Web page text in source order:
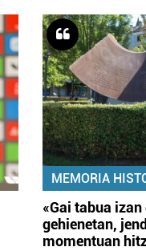
MEMORIA
«Gai tabua izan
gehienetan,
momentuan